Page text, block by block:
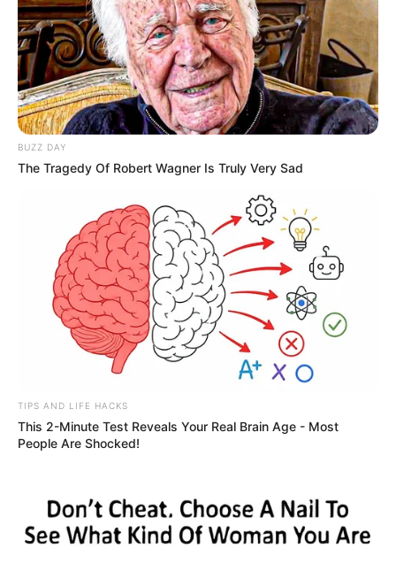
BUZZ DAY
The Tragedy Of Robert Wagner Is Truly Very Sad
TIPS AND LIFE HACKS
This 2-Minute Test Reveals Your Real Brain Age - Most
People Are Shocked!